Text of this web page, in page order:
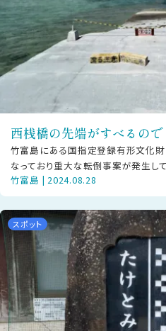
西桟橋の先端がすべるので
竹富島にある国指定登録有形文化財
なっており重大な転倒事案が発生し
ります。竹富島には小さな診療所が
竹富島 | 2024.08.28
スポット